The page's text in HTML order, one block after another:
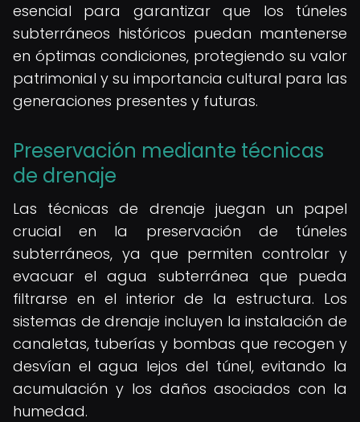
esencial para garantizar que los túneles
subterráneos históricos puedan mantenerse
en óptimas condiciones, protegiendo su valor
patrimonial y su importancia cultural para las
generaciones presentes y futuras.
Preservación mediante técnicas
de drenaje
Las técnicas de drenaje juegan un papel
crucial en la preservación de túneles
subterráneos, ya que permiten controlar y
evacuar el agua subterránea que pueda
filtrarse en el interior de la estructura. Los
sistemas de drenaje incluyen la instalación de
canaletas, tuberías y bombas que recogen y
desvían el agua lejos del túnel, evitando la
acumulación y los daños asociados con la
humedad.